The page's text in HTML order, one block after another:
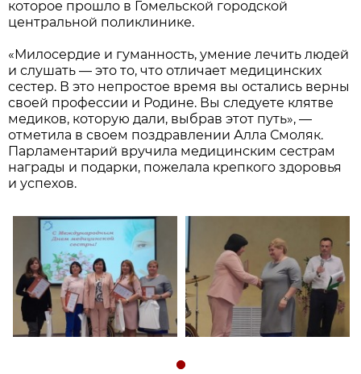
которое прошло в Гомельской городской
центральной поликлинике.
«Милосердие и гуманность, умение лечить людей
и слушать — это то, что отличает медицинских
сестер. В это непростое время вы остались верны
своей профессии и Родине. Вы следуете клятве
медиков, которую дали, выбрав этот путь», —
отметила в своем поздравлении Алла Смоляк.
Парламентарий вручила медицинским сестрам
награды и подарки, пожелала крепкого здоровья
и успехов.